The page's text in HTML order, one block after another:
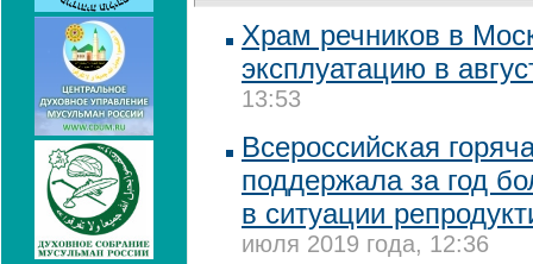
Храм речников в
эксплуатацию в
13:53
Всероссийская
поддержала за год
в ситуации
июля 2019 года, 12:36